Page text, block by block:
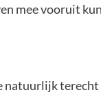
mee vooruit
natuurlijk